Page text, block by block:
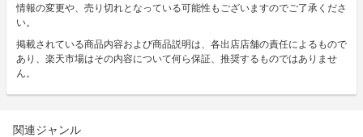
情報の変更や、売り切れとなっている可能性もございますのでご了承くださ
い。
掲載されている商品内容および商品説明は、各出店店舗の責任によるもので
あり、楽天市場はその内容について何ら保証、推奨するものではありませ
ん。
関連ジャンル